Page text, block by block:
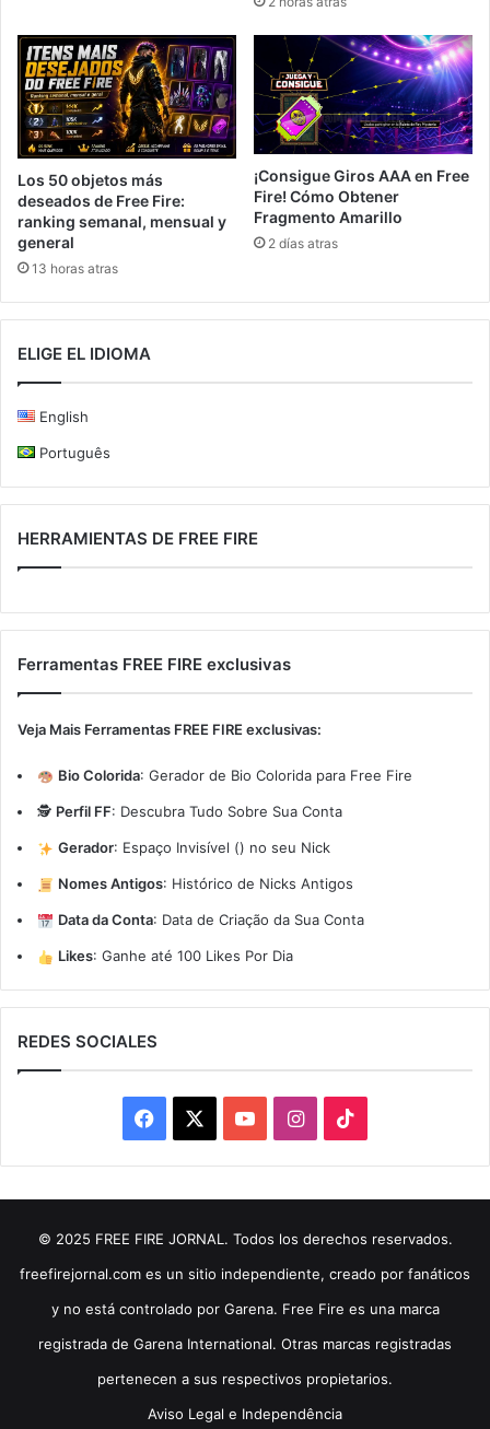
Los 50 objetos más
deseados de Free Fire:
ranking semanal, mensual y
general
13 horas atras
¡Consigue Giros AAA en Free
Fire! Cómo Obtener
Fragmento Amarillo
2 días atras
ELIGE EL IDIOMA
English
Português
HERRAMIENTAS DE FREE FIRE
Ferramentas FREE FIRE exclusivas
Veja Mais Ferramentas FREE FIRE exclusivas:
Bio Colorida: Gerador de Bio Colorida para Free Fire
🕵️ Perfil FF: Descubra Tudo Sobre Sua Conta
Gerador: Espaço Invisível (ㅤ) no seu Nick
Nomes Antigos: Histórico de Nicks Antigos
Data da Conta: Data de Criação da Sua Conta
Likes: Ganhe até 100 Likes Por Dia
REDES SOCIALES
Facebook YouTubeInstagram
© 2025 FREE FIRE JORNAL. Todos los derechos reservados.
freefirejornal.com es un sitio independiente, creado por fanáticos
y no está controlado por Garena. Free Fire es una marca
registrada de Garena International. Otras marcas registradas
pertenecen a sus respectivos propietarios.
Aviso Legal e Independência